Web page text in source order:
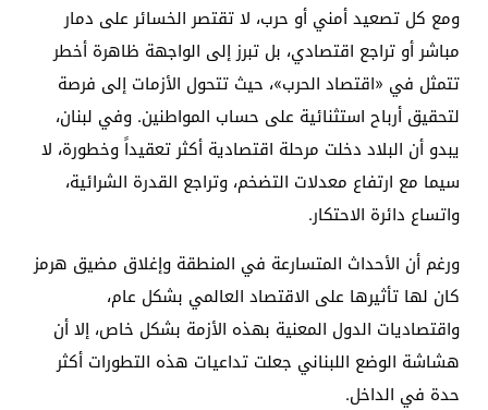
ومع كل تصعيد أمني أو حرب، لا تقتصر الخسائر على دمار
مباشر أو تراجع اقتصادي، بل تبرز إلى الواجهة ظاهرة أخطر
تتمثل في «اقتصاد الحرب»، حيث تتحول الأزمات إلى فرصة
لتحقيق أرباح استثنائية على حساب المواطنين. وفي لبنان،
يبدو أن البلاد دخلت مرحلة اقتصادية أكثر تعقيداً وخطورة، لا
سيما مع ارتفاع معدلات التضخم، وتراجع القدرة الشرائية،
واتساع دائرة الاحتكار.
ورغم أن الأحداث المتسارعة في المنطقة وإغلاق مضيق هرمز
كان لها تأثيرها على الاقتصاد العالمي بشكل عام،
واقتصاديات الدول المعنية بهذه الأزمة بشكل خاص، إلا أن
هشاشة الوضع اللبناني جعلت تداعيات هذه التطورات أكثر
حدة في الداخل.